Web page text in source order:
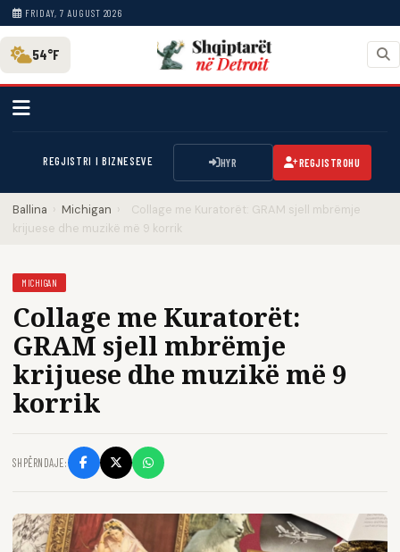
FRIDAY, 7 AUGUST 2026
54°F
REGJISTRI I BIZNESEVE HYR REGJISTROHU
Ballina › Michigan ›
Collage me Kuratorët: GRAM sjell mbrëmje
krijuese dhe muzikë më 9 korrik
MICHIGAN
Collage me Kuratorët:
GRAM sjell mbrëmje
krijuese dhe muzikë më 9
korrik
SHPËRNDAJE: